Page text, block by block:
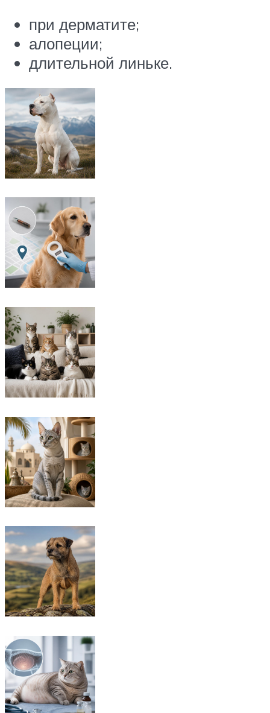
при дерматите;
алопеции;
длительной линьке.